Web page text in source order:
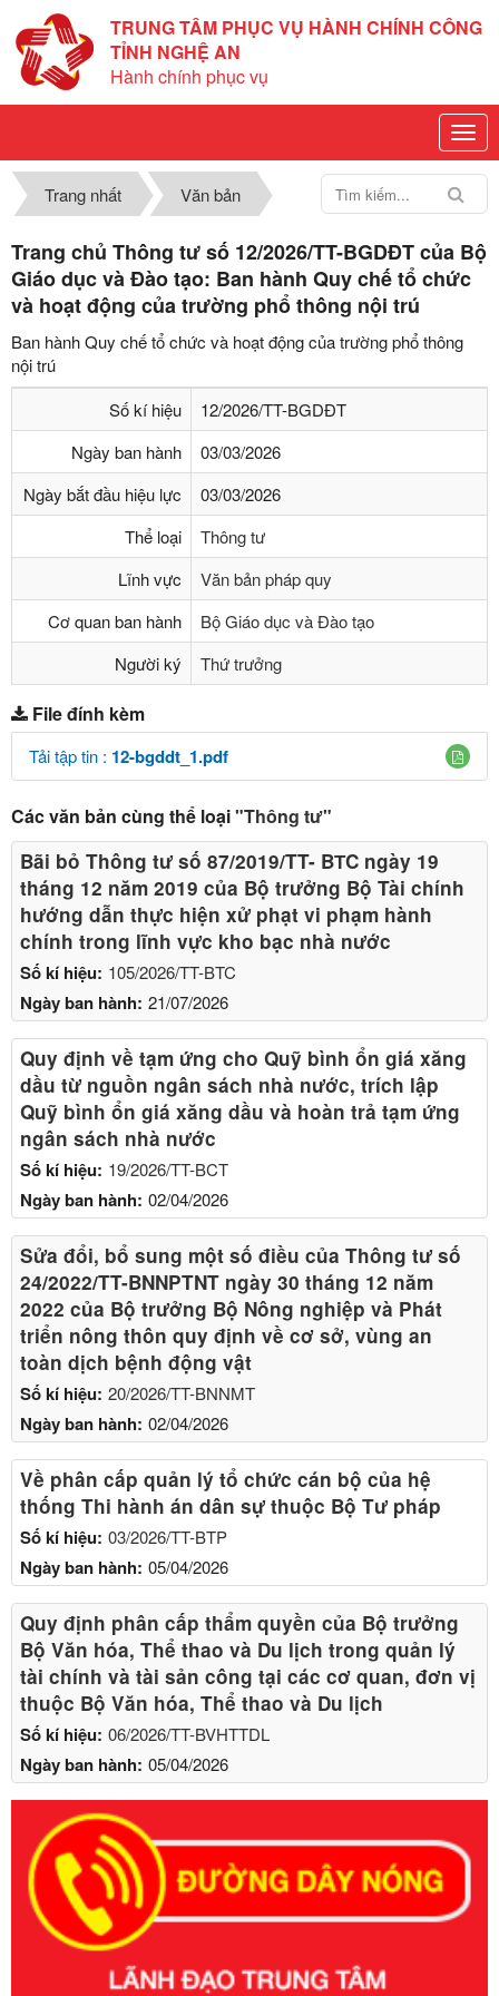
TRUNG TÂM PHỤC VỤ HÀNH CHÍNH CÔNG
TỈNH NGHỆ AN
Hành chính phục vụ
Trang nhất Văn bản
Trang chủ Thông tư số 12/2026/TT-BGDĐT của Bộ
Giáo dục và Đào tạo: Ban hành Quy chế tổ chức
và hoạt động của trường phổ thông nội trú
Ban hành Quy chế tổ chức và hoạt động của trường phổ thông
nội trú
Số kí hiệu
12/2026/TT-BGDĐT
Ngày ban hành
03/03/2026
Ngày bắt đầu hiệu lực
03/03/2026
Thể loại
Thông tư
Lĩnh vực
Văn bản pháp quy
Cơ quan ban hành
Bộ Giáo dục và Đào tạo
Người ký
Thứ trưởng
File đính kèm
Tải tập tin : 12-bgddt_1.pdf
Các văn bản cùng thể loại"Thông tư"
Số kí hiệu: 105/2026/TT-BTC
Ngày ban hành: 21/07/2026
Bãi bỏ Thông tư số 87/2019/TT- BТC ngày 19
tháng 12 năm 2019 của Bộ trưởng Bộ Tài chính
hướng dẫn thực hiện xử phạt vi phạm hành
chính trong lĩnh vực kho bạc nhà nước
Số kí hiệu: 19/2026/TT-BCT
Ngày ban hành: 02/04/2026
Quy định về tạm ứng cho Quỹ bình ổn giá xăng
dầu từ nguồn ngân sách nhà nước, trích lập
Quỹ bình ổn giá xăng dầu và hoàn trả tạm ứng
ngân sách nhà nước
Số kí hiệu: 20/2026/TT-BNNMT
Ngày ban hành: 02/04/2026
Sửa đổi, bổ sung một số điều của Thông tư số
24/2022/TT-BNNPTNT ngày 30 tháng 12 năm
2022 của Bộ trưởng Bộ Nông nghiệp và Phát
triển nông thôn quy định về cơ sở, vùng an
toàn dịch bệnh động vật
Số kí hiệu: 03/2026/TT-BTP
Ngày ban hành: 05/04/2026
Về phân cấp quản lý tổ chức cán bộ của hệ
thống Thi hành án dân sự thuộc Bộ Tư pháp
Số kí hiệu: 06/2026/TT-BVHTTDL
Ngày ban hành: 05/04/2026
Quy định phân cấp thẩm quyền của Bộ trưởng
Bộ Văn hóa, Thể thao và Du lịch trong quản lý
tài chính và tài sản công tại các cơ quan, đơn vị
thuộc Bộ Văn hóa, Thể thao và Du lịch